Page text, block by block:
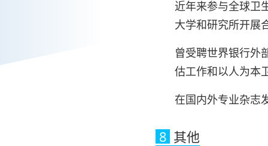
近年来参与全球卫
大学和研究所开展
曾受聘世界银行外
估工作和以人为本
在国内外专业杂志
8 其他